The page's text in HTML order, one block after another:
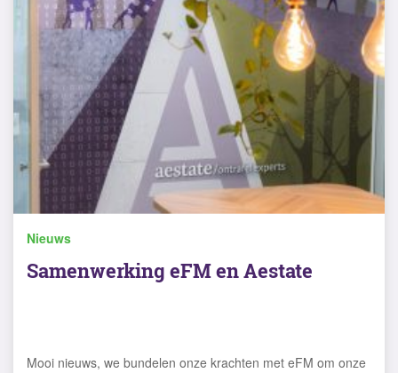
Nieuws
Samenwerking eFM en Aestate
Mooi nieuws, we bundelen onze krachten met eFM om onze